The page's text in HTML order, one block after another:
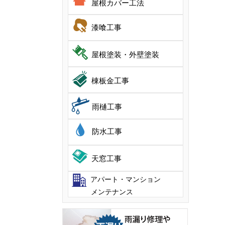
屋根カバー工法
漆喰工事
屋根塗装・外壁塗装
棟板金工事
雨樋工事
防水工事
天窓工事
アパート・マンション
メンテナンス